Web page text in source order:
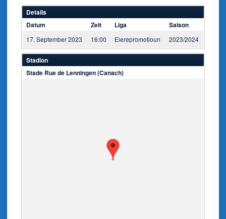
Details
Datum
Zeit Liga Saison
17. September 2023 16:00 Eierepromotioun 2023/2024
Stadion
Stade Rue de Lenningen (Canach)